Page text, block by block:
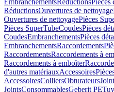
EmbranchementsRéductionsPièces
RéductionsOuvertures de nettoyage
Ouvertures de nettoyagePièces
Pièces SuperTubeCoudesPièces
CoudesEmbranchementsPièces
EmbranchementsRaccordements
RaccordementsRaccordements à
Raccordements à emboîter
d'autres matériauxAccessoires
AccessoiresColliersObturateurs
JointsConsommablesGeberit PE